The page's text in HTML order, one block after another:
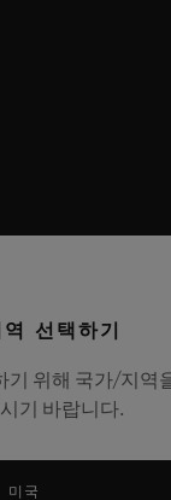
선택하기
기 위해 국가/지역
기 바랍니다.
미국